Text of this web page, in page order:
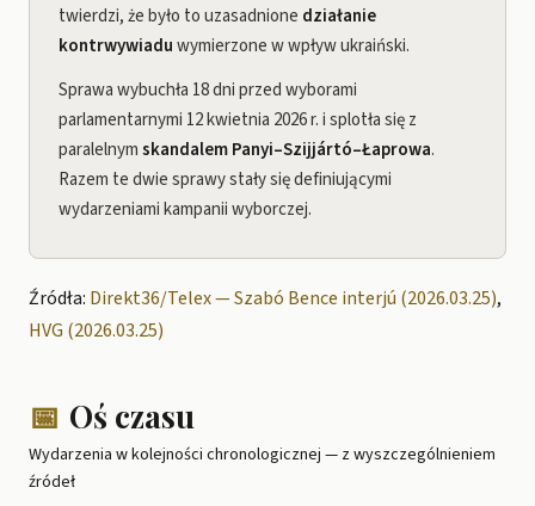
twierdzi, że było to uzasadnione działanie
kontrwywiaduwymierzone w wpływ ukraiński.
Sprawa wybuchła 18 dni przed wyborami
parlamentarnymi 12 kwietnia 2026 r. i splotła się z
paralelnymskandalem Panyi–Szijjártó–Łaprowa.
Razem te dwie sprawy stały się definiującymi
wydarzeniami kampanii wyborczej.
Źródła: Direkt36/Telex — Szabó Bence interjú (2026.03.25),
HVG (2026.03.25)
📅 Oś czasu
Wydarzenia w kolejności chronologicznej — z wyszczególnieniem
źródeł